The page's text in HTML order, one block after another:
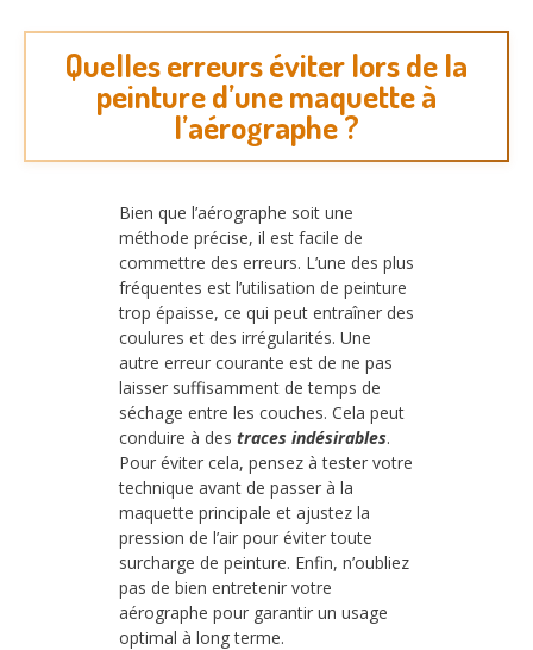
Quelles erreurs éviter lors de la
peinture d’une maquette à
l’aérographe ?
Bien que l’aérographe soit une
méthode précise, il est facile de
commettre des erreurs. L’une des plus
fréquentes est l’utilisation de peinture
trop épaisse, ce qui peut entraîner des
coulures et des irrégularités. Une
autre erreur courante est de ne pas
laisser suffisamment de temps de
séchage entre les couches. Cela peut
conduire à des traces indésirables.
Pour éviter cela, pensez à tester votre
technique avant de passer à la
maquette principale et ajustez la
pression de l’air pour éviter toute
surcharge de peinture. Enfin, n’oubliez
pas de bien entretenir votre
aérographe pour garantir un usage
optimal à long terme.